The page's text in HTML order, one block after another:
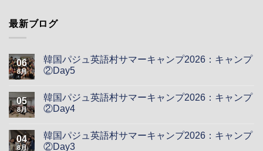
最新ブログ
06
8月
韓国パジュ英語村サマーキャンプ2026：キャンプ
②Day5
05
8月
韓国パジュ英語村サマーキャンプ2026：キャンプ
②Day4
04
8月
韓国パジュ英語村サマーキャンプ2026：キャンプ
②Day3